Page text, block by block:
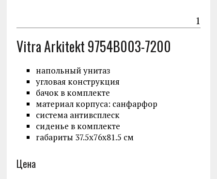
1
Vitra Arkitekt 9754B003-7200
напольный унитаз
угловая конструкция
бачок в комплекте
материал корпуса: санфарфор
система антивсплеск
сиденье в комплекте
габариты 37.5x76x81.5 см
Цена